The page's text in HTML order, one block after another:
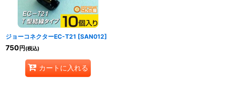
ジョーコネクターEC-T21 [SAN012]
750円(税込)
カートに入れる